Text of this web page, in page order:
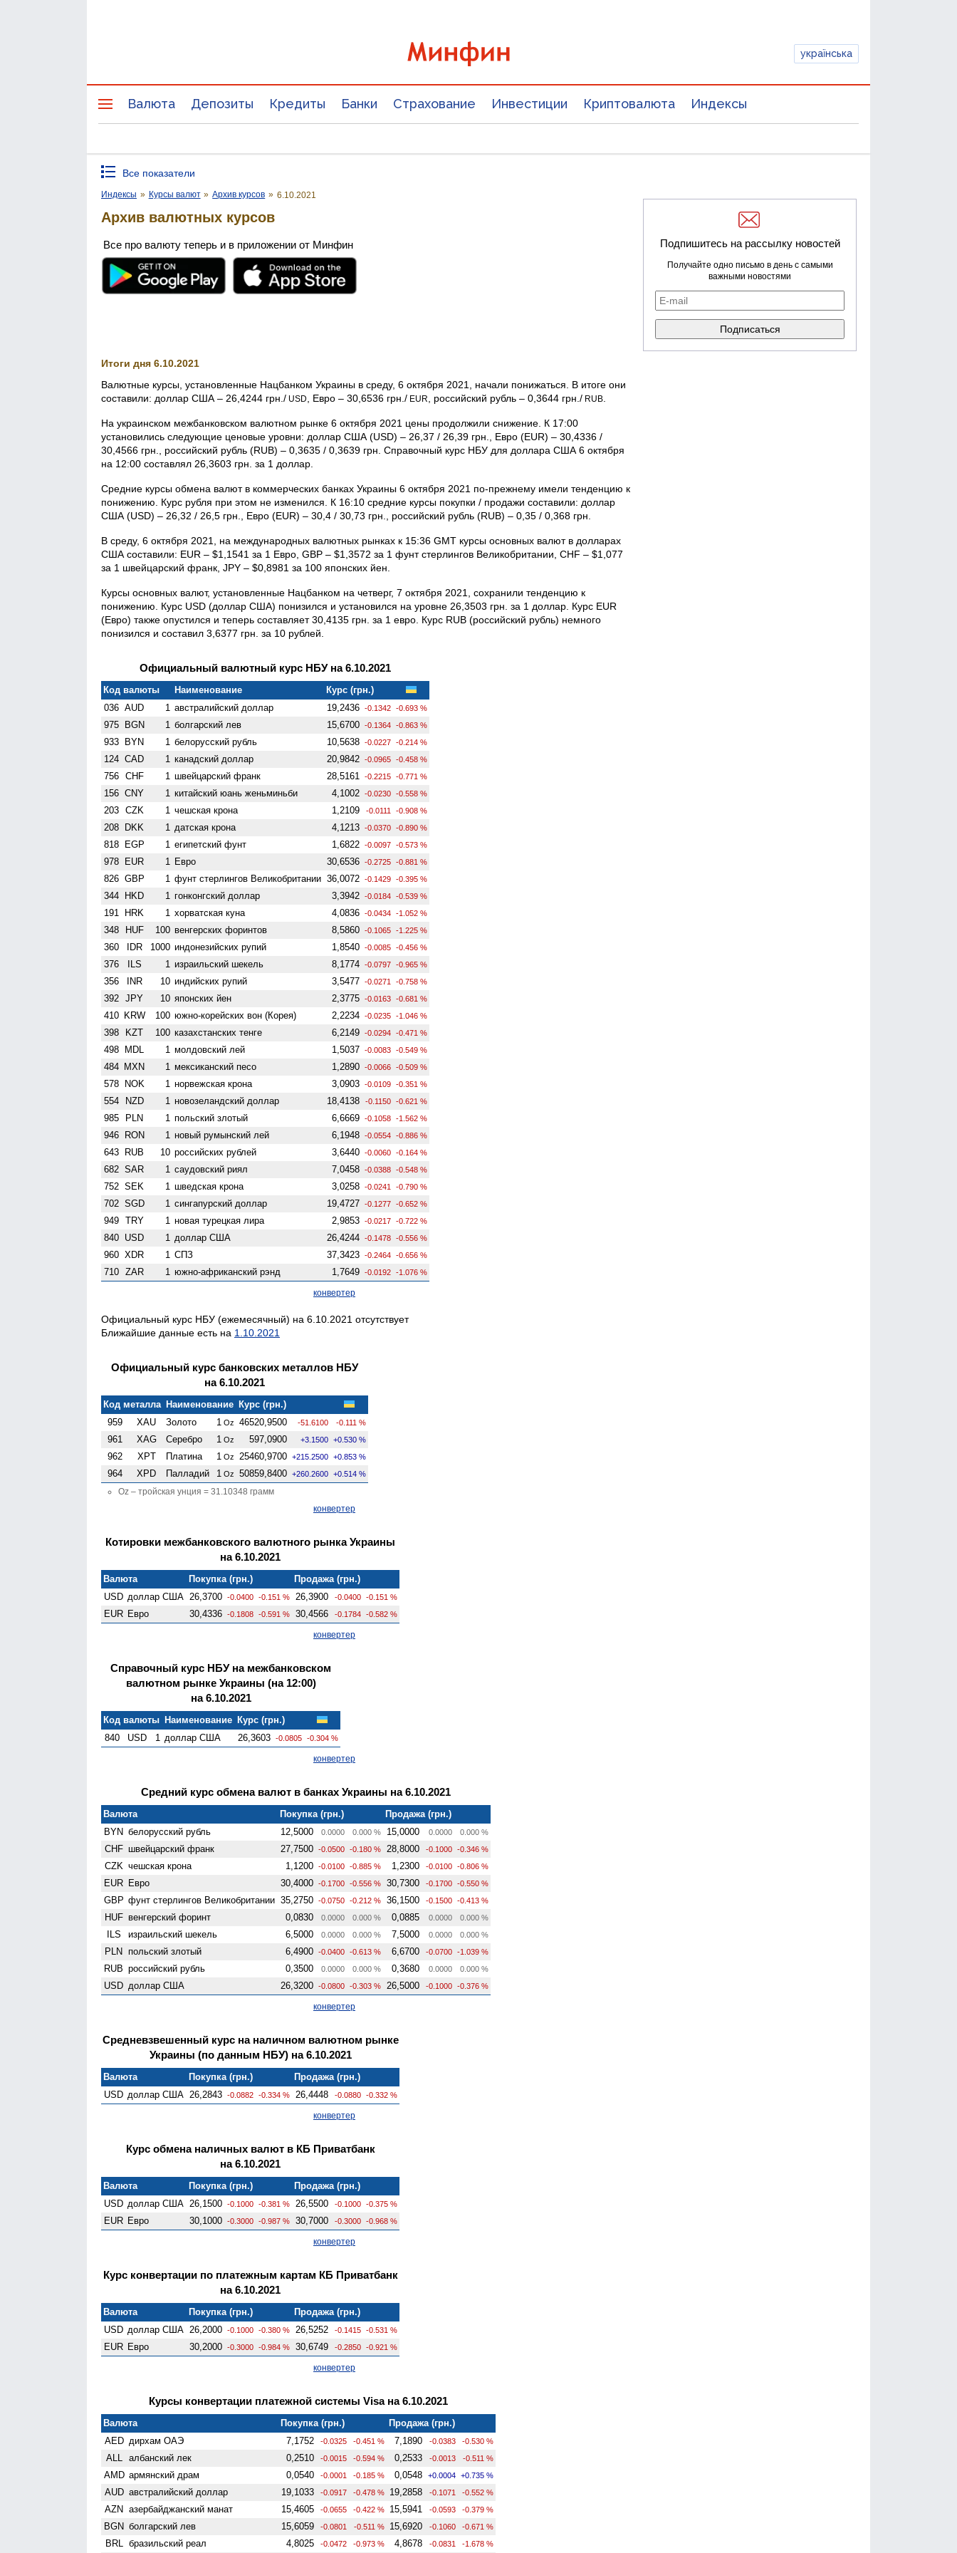
українська
Валюта Депозиты Кредиты Банки Страхование Инвестиции Криптовалюта Индексы
Все показатели
Индексы » Курсы валют » Архив курсов » 6.10.2021
Архив валютных курсов
Все про валюту теперь и в приложении от Минфин
Итоги дня 6.10.2021
Валютные курсы, установленные Нацбанком Украины в среду, 6 октября 2021, начали понижаться. В итоге они
составили: доллар США – 26,4244 грн./ USD , Евро – 30,6536 грн./ EUR , российский рубль – 0,3644 грн./ RUB
На украинском межбанковском валютном рынке 6 октября 2021 цены продолжили снижение. К 17:00
установились следующие ценовые уровни: доллар США (USD) – 26,37 / 26,39 грн., Евро (EUR) – 30,4336 /
30,4566 грн., российский рубль (RUB) – 0,3635 / 0,3639 грн. Справочный курс НБУ для доллара США 6 октября
на 12:00 составлял 26,3603 грн. за 1 доллар.
Средние курсы обмена валют в коммерческих банках Украины 6 октября 2021 по-прежнему имели тенденцию к
понижению. Курс рубля при этом не изменился. К 16:10 средние курсы покупки / продажи составили: доллар
США (USD) – 26,32 / 26,5 грн., Евро (EUR) – 30,4 / 30,73 грн., российский рубль (RUB) – 0,35 / 0,368 грн.
В среду, 6 октября 2021, на международных валютных рынках к 15:36 GMT курсы основных валют в долларах
США составили: EUR – $1,1541 за 1 Евро, GBP – $1,3572 за 1 фунт стерлингов Велико­британии, CHF – $1,077
за 1 швейцарский франк, JPY – $0,8981 за 100 японских йен.
Курсы основных валют, установленные Нацбанком на четверг, 7 октября 2021, сохранили тенденцию к
понижению. Курс USD (доллар США) понизился и установился на уровне 26,3503 грн. за 1 доллар. Курс EUR
(Евро) также опустился и теперь составляет 30,4135 грн. за 1 евро. Курс RUB (российский рубль) немного
понизился и составил 3,6377 грн. за 10 рублей.
Официальный валютный курс НБУ на 6.10.2021
Код валюты Наименование
Курс (грн.)
036 AUD 1 австралийский доллар 19,2436 -0.1342 -0.693 %
975 BGN 1 болгарский лев 15,6700 -0.1364 -0.863 %
933 BYN 1 белорусский рубль 10,5638 -0.0227 -0.214 %
124 CAD 1 канадский доллар 20,9842 -0.0965 -0.458 %
756 CHF 1 швейцарский франк 28,5161 -0.2215 -0.771 %
156 CNY 1 китайский юань женьминьби 4,1002 -0.0230 -0.558 %
203 CZK 1 чешская крона 1,2109 -0.0111 -0.908 %
208 DKK 1 датская крона 4,1213 -0.0370 -0.890 %
818 EGP 1 египетский фунт 1,6822 -0.0097 -0.573 %
978 EUR 1 Евро 30,6536 -0.2725 -0.881 %
826 GBP 1 фунт стерлингов Велико­британии 36,0072 -0.1429 -0.395 %
344 HKD 1 гонконгский доллар 3,3942 -0.0184 -0.539 %
191 HRK 1 хорватская куна 4,0836 -0.0434 -1.052 %
348 HUF 100 венгерских форинтов 8,5860 -0.1065 -1.225 %
360 IDR 1000 индонезийских рупий 1,8540 -0.0085 -0.456 %
376 ILS 1 израильский шекель 8,1774 -0.0797 -0.965 %
356 INR 10 индийских рупий 3,5477 -0.0271 -0.758 %
392 JPY 10 японских йен 2,3775 -0.0163 -0.681 %
410 KRW 100 южно-корейских вон (Корея) 2,2234 -0.0235 -1.046 %
398 KZT 100 казахстанских тенге 6,2149 -0.0294 -0.471 %
498 MDL 1 молдовский лей 1,5037 -0.0083 -0.549 %
484 MXN 1 мексиканский песо 1,2890 -0.0066 -0.509 %
578 NOK 1 норвежская крона 3,0903 -0.0109 -0.351 %
554 NZD 1 ново­зеландский доллар 18,4138 -0.1150 -0.621 %
985 PLN 1 польский злотый 6,6669 -0.1058 -1.562 %
946 RON 1 новый румынский лей 6,1948 -0.0554 -0.886 %
643 RUB 10 российских рублей 3,6440 -0.0060 -0.164 %
682 SAR 1 саудовский риял 7,0458 -0.0388 -0.548 %
752 SEK 1 шведская крона 3,0258 -0.0241 -0.790 %
702 SGD 1 сингапурский доллар 19,4727 -0.1277 -0.652 %
949 TRY 1 новая турецкая лира 2,9853 -0.0217 -0.722 %
840 USD 1 доллар США 26,4244 -0.1478 -0.556 %
960 XDR 1 СПЗ 37,3423 -0.2464 -0.656 %
710 ZAR 1 южно-африканский рэнд 1,7649 -0.0192 -1.076 %
конвертер
Официальный курс НБУ (ежемесячный) на 6.10.2021 отсутствует
Ближайшие данные есть на 1.10.2021
Официальный курс банковских металлов НБУ
на 6.10.2021
Код металла Наименование Курс (грн.)
959
XAU Золото 1 Oz 46520,9500 -51.6100 -0.111 %
961 XAG Серебро 1 Oz 597,0900 +3.1500 +0.530 %
962 XPT Платина 1 Oz 25460,9700 +215.2500 +0.853 %
964 XPD Палладий 1 Oz 50859,8400 +260.2600 +0.514 %
Oz – тройская унция = 31.10348 грамм
конвертер
Котировки межбанковского валютного рынка Украины
на 6.10.2021
Валюта Покупка (грн.)
Продажа (грн.)
USD доллар США 26,3700 -0.0400 -0.151 % 26,3900 -0.0400 -0.151 %
EUR Евро 30,4336 -0.1808 -0.591 % 30,4566 -0.1784 -0.582 %
конвертер
Справочный курс НБУ на межбанковском
валютном рынке Украины (на 12:00)
на 6.10.2021
Код валюты Наименование Курс (грн.)
840
USD 1 доллар США 26,3603 -0.0805 -0.304 %
конвертер
Средний курс обмена валют в банках Украины на 6.10.2021
Валюта Покупка (грн.)
Продажа (грн.)
BYN белорусский рубль 12,5000 0.0000 0.000 % 15,0000 0.0000 0.000 %
CHF швейцарский франк 27,7500 -0.0500 -0.180 % 28,8000 -0.1000 -0.346 %
CZK чешская крона 1,1200 -0.0100 -0.885 % 1,2300 -0.0100 -0.806 %
EUR Евро 30,4000 -0.1700 -0.556 % 30,7300 -0.1700 -0.550 %
GBP фунт стерлингов Велико­британии 35,2750 -0.0750 -0.212 % 36,1500 -0.1500 -0.413 %
HUF венгерский форинт 0,0830 0.0000 0.000 % 0,0885 0.0000 0.000 %
ILS израильский шекель 6,5000 0.0000 0.000 % 7,5000 0.0000 0.000 %
PLN польский злотый 6,4900 -0.0400 -0.613 % 6,6700 -0.0700 -1.039 %
RUB российский рубль 0,3500 0.0000 0.000 % 0,3680 0.0000 0.000 %
USD доллар США 26,3200 -0.0800 -0.303 % 26,5000 -0.1000 -0.376 %
конвертер
Средневзвешенный курс на наличном валютном рынке
Украины (по данным НБУ) на 6.10.2021
Валюта Покупка (грн.)
Продажа (грн.)
USD доллар США 26,2843 -0.0882 -0.334 % 26,4448 -0.0880 -0.332 %
конвертер
Курс обмена наличных валют в КБ Приватбанк
на 6.10.2021
Валюта Покупка (грн.)
Продажа (грн.)
USD доллар США 26,1500 -0.1000 -0.381 % 26,5500 -0.1000 -0.375 %
EUR Евро 30,1000 -0.3000 -0.987 % 30,7000 -0.3000 -0.968 %
конвертер
Курс конвертации по платежным картам КБ Приватбанк
на 6.10.2021
Валюта Покупка (грн.)
Продажа (грн.)
USD доллар США 26,2000 -0.1000 -0.380 % 26,5252 -0.1415 -0.531 %
EUR Евро 30,2000 -0.3000 -0.984 % 30,6749 -0.2850 -0.921 %
конвертер
Курсы конвертации платежной системы Visa на 6.10.2021
Валюта Покупка (грн.)
Продажа (грн.)
AED дирхам ОАЭ 7,1752 -0.0325 -0.451 % 7,1890 -0.0383 -0.530 %
ALL албанский лек 0,2510 -0.0015 -0.594 % 0,2533 -0.0013 -0.511 %
AMD армянский драм 0,0540 -0.0001 -0.185 % 0,0548 +0.0004 +0.735 %
AUD австралийский доллар 19,1033 -0.0917 -0.478 % 19,2858 -0.1071 -0.552 %
AZN азербайджанский манат 15,4605 -0.0655 -0.422 % 15,5941 -0.0593 -0.379 %
BGN болгарский лев 15,6059 -0.0801 -0.511 % 15,6920 -0.1060 -0.671 %
BRL бразильский реал 4,8025 -0.0472 -0.973 % 4,8678 -0.0831 -1.678 %
Подпишитесь на рассылку новостей
Получайте одно письмо в день с самыми
важными новостями